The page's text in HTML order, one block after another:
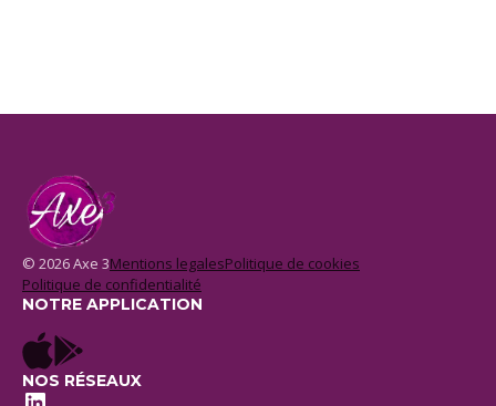
© 2026 Axe 3Mentions legalesPolitique de cookies
Politique de confidentialité
NOTRE APPLICATION
NOS RÉSEAUX